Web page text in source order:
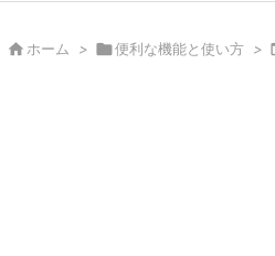
 ホーム > 便利な機能と使い方 >